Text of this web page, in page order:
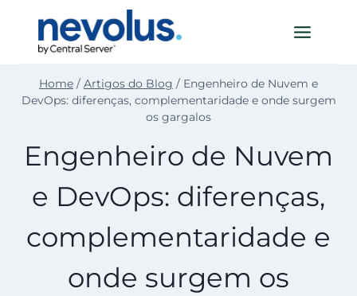
Home / Artigos do Blog / Engenheiro de Nuvem e
DevOps: diferenças, complementaridade e onde surgem
os gargalos
Engenheiro de Nuvem
e DevOps: diferenças,
complementaridade e
onde surgem os